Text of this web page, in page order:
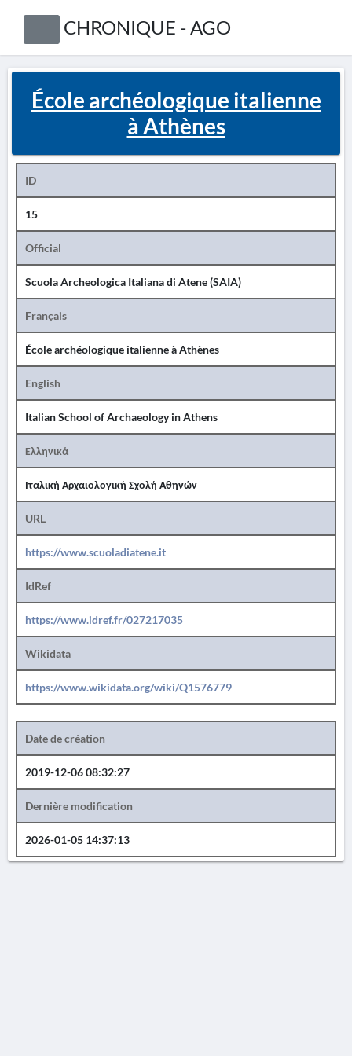
CHRONIQUE - AGO
École archéologique italienne
à Athènes
ID
15
Official
Scuola Archeologica Italiana di Atene (SAIA)
Français
École archéologique italienne à Athènes
English
Italian School of Archaeology in Athens
Ελληνικά
Ιταλική Αρχαιολογική Σχολή Αθηνών
URL
https://www.scuoladiatene.it
IdRef
https://www.idref.fr/027217035
Wikidata
https://www.wikidata.org/wiki/Q1576779
Date de création
2019-12-06 08:32:27
Dernière modification
2026-01-05 14:37:13